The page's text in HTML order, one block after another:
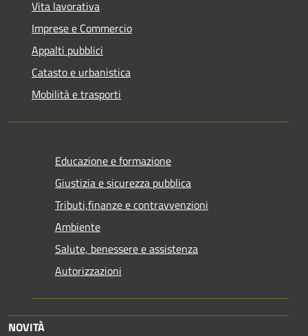
Vita lavorativa
Imprese e Commercio
Appalti pubblici
Catasto e urbanistica
Mobilità e trasporti
Educazione e formazione
Giustizia e sicurezza pubblica
Tributi,finanze e contravvenzioni
Ambiente
Salute, benessere e assistenza
Autorizzazioni
NOVITÀ